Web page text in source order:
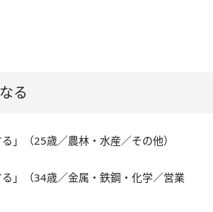
る
」（25歳／農林・水産／その他）
る」（34歳／金属・鉄鋼・化学／営業